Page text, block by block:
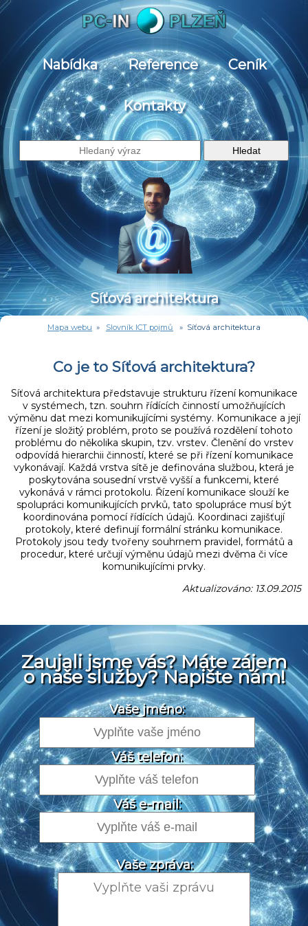
Nabídka Reference Ceník
Kontakty
Síťová architektura
Mapa webu » Slovník ICT pojmů » Síťová architektura
Co je to Síťová architektura?
Síťová architektura představuje strukturu řízení komunikace
v systémech, tzn. souhrn řídících činností umožňujících
výměnu dat mezi komunikujícími systémy. Komunikace a její
řízení je složitý problém, proto se používá rozdělení tohoto
problému do několika skupin, tzv. vrstev. Členění do vrstev
odpovídá hierarchii činností, které se při řízení komunikace
vykonávají. Každá vrstva sítě je definována službou, která je
poskytována sousední vrstvě vyšší a funkcemi, které
vykonává v rámci protokolu. Řízení komunikace slouží ke
spolupráci komunikujících prvků, tato spolupráce musí být
koordinována pomocí řídících údajů. Koordinaci zajišťují
protokoly, které definují formální stránku komunikace.
Protokoly jsou tedy tvořeny souhrnem pravidel, formátů a
procedur, které určují výměnu údajů mezi dvěma či více
komunikujícími prvky.
Aktualizováno: 13.09.2015
Zaujali jsme vás? Máte zájem
o naše služby? Napište nám!
Vaše jméno:
Váš telefon:
Váš e-mail:
Vaše zpráva: